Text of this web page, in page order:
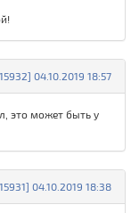
04.10.2019 18:57
это может быть у
04.10.2019 18:38